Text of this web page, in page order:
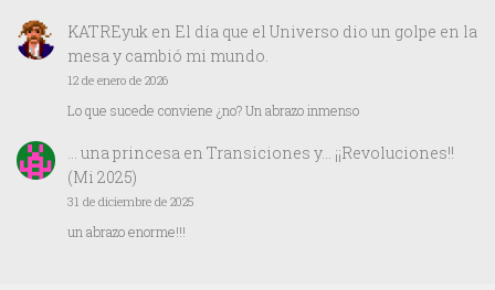
KATREyuken El día que el Universo dio un golpe en la
mesa y cambió mi mundo.
12 de enero de 2026
Lo que sucede conviene ¿no? Un abrazo inmenso
… una princesaen Transiciones y… ¡¡Revoluciones!!
(Mi 2025)
31 de diciembre de 2025
un abrazo enorme!!!